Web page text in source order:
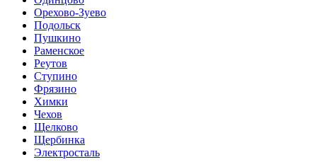
Орехово-Зуево
Подольск
Пушкино
Раменское
Реутов
Ступино
Фрязино
Химки
Чехов
Щелково
Щербинка
Электросталь